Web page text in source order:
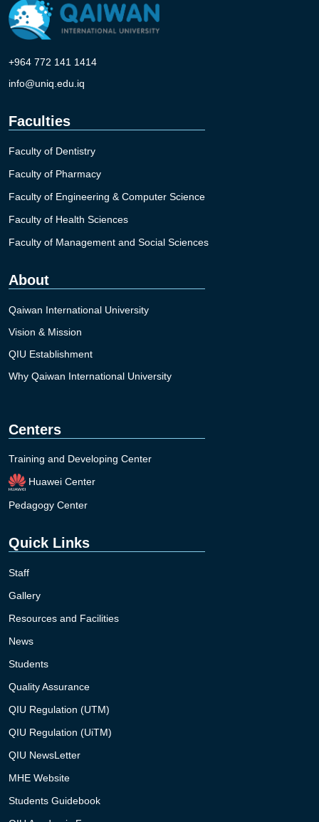
+964 772 141 1414
info@uniq.edu.iq
Faculties
Faculty of Dentistry
Faculty of Pharmacy
Faculty of Engineering & Computer Science
Faculty of Health Sciences
Faculty of Management and Social Sciences
About
Qaiwan International University
Vision & Mission
QIU Establishment
Why Qaiwan International University
Centers
Training and Developing Center
Huawei Center
Pedagogy Center
Quick Links
Staff
Gallery
Resources and Facilities
News
Students
Quality Assurance
QIU Regulation (UTM)
QIU Regulation (UiTM)
QIU NewsLetter
MHE Website
Students Guidebook